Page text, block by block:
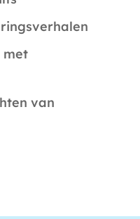
met
van